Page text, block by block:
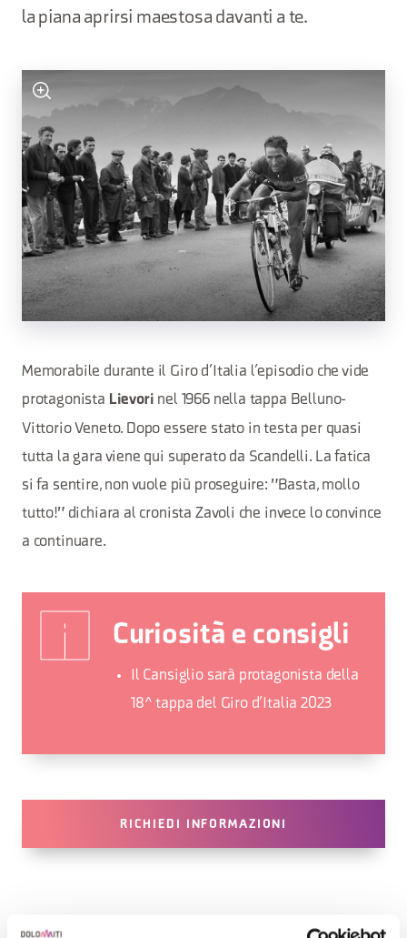
la piana aprirsi maestosa davanti a te.
Memorabile durante il Giro d’Italia l’episodio che vide
protagonista Lievori nel 1966 nella tappa Belluno-
Vittorio Veneto. Dopo essere stato in testa per quasi
tutta la gara viene qui superato da Scandelli. La fatica
si fa sentire, non vuole più proseguire: "Basta, mollo
tutto!" dichiara al cronista Zavoli che invece lo convince
a continuare.
Curiosità e consigli
Il Cansiglio sarà protagonista della
18^ tappa del Giro d’Italia 2023
RICHIEDI INFORMAZIONI